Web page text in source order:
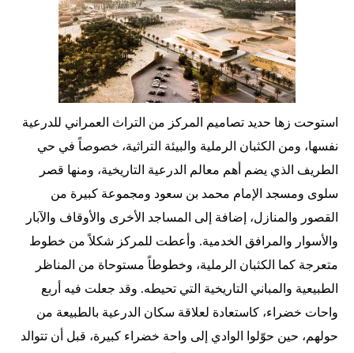
استوحت زها حديد تصاميم المركز من التراث العمراني للدرعية
نفسها، ومن الكثبان الرملية والبيئة التراثية، خصوصاً في حي
الطريف الذي يضم أهم معالم الدرعية التاريخية، ومنها قصر
سلوى ومسجد الإمام محمد بن سعود ومجموعة كبيرة من
القصور والمنازل، إضافة إلى المساجد الأخرى والأوقاف والآبار
والأسوار والمرافق الخدمية. وأعطت للمركز شكلاً من خطوط
متعرجة كما الكثبان الرملية، وخطوطاً مستوحاة من المناظر
الطبيعية والمباني التاريخية التي تحيطه. وقد جعلت فيه أربع
واحات خضراء، كاستعادة لعلاقة سكان الدرعية بالطبيعة من
حولهم، حين حوّلوا الوادي إلى واحة خضراء كبيرة، قبل أن تتوالد